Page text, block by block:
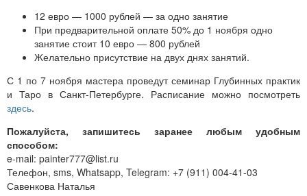
12 евро — 1000 рублей — за одно занятие
При предварительной оплате 50% до 1 ноября одно
занятие стоит 10 евро — 800 рублей
Желательно присутствие на двух днях занятий.
С 1 по 7 ноября мастера проведут семинар Глубинных практик
и Таро в Санкт-Петербурге. Расписание можно посмотреть
здесь.
Пожалуйста, запишитесь заранее любым удобным
способом:
e-mail: painter777@list.ru
Телефон, sms, Whatsapp, Telegram: +7 (911) 004-41-03
Савенкова Наталья